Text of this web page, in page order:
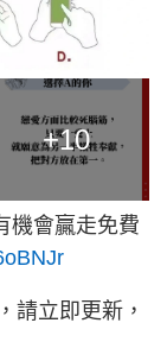
+10
機會贏走免費
請立即更新，